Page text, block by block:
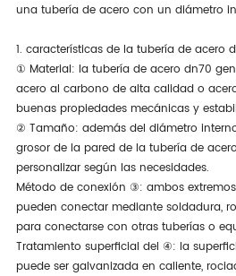
una tubería de acero con un diámetro
1. características de la tubería de acero
① Material: la tubería de acero dn70
acero al carbono de alta calidad o
buenas propiedades mecánicas y
② Tamaño: además del diámetro
grosor de la pared de la tubería de
personalizar según las necesidades.
Método de conexión ③: ambos
pueden conectar mediante soldadura,
para conectarse con otras tuberías o
Tratamiento superficial del ④: la
puede ser galvanizada en caliente,